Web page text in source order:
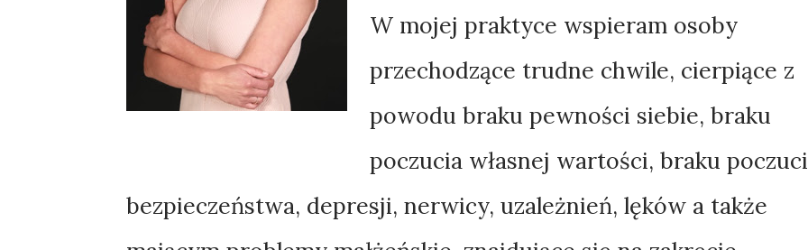
W mojej praktyce wspieram osoby
przechodzące trudne chwile, cierpiące z
powodu braku pewności siebie, braku
poczucia własnej wartości, braku
bezpieczeństwa, depresji, nerwicy, uzależnień, lęków a także